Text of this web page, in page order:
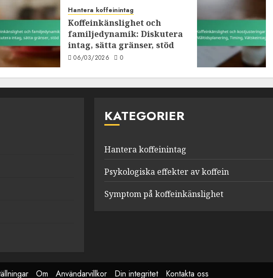
Hantera koffeinintag
Koffeinkänslighet och
familjedynamik: Diskutera
intag, sätta gränser, stöd
06/03/2026 0
KATEGORIER
Hantera koffeinintag
Psykologiska effekter av koffein
Symptom på koffeinkänslighet
Om Användarvillkor Din integritet Kontakta oss